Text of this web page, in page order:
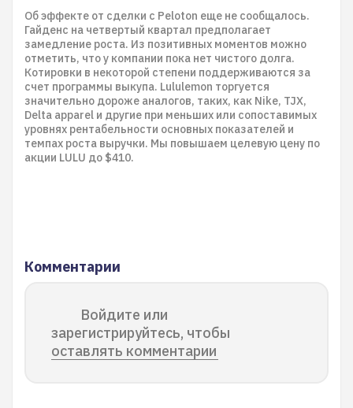
Об эффекте от сделки с Peloton еще не сообщалось.
Гайденс на четвертый квартал предполагает
замедление роста. Из позитивных моментов можно
отметить, что у компании пока нет чистого долга.
Котировки в некоторой степени поддерживаются за
счет программы выкупа. Lululemon торгуется
значительно дороже аналогов, таких, как Nike, TJX,
Delta apparel и другие при меньших или сопоставимых
уровнях рентабельности основных показателей и
темпах роста выручки. Мы повышаем целевую цену по
акции LULU до $410.
Комментарии
Войдите или
зарегистрируйтесь, чтобы
оставлять комментарии